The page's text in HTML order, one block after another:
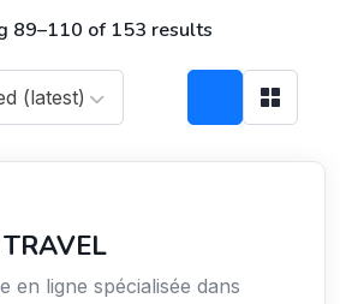
89–110 of 153 results
(latest)
en ligne spécialisée dans